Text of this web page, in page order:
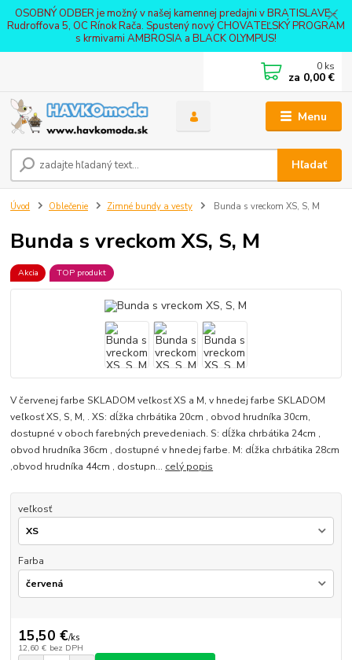
OSOBNÝ ODBER je možný v našej kamennej predajni v BRATISLAVE -
Rudroffova 5, OC Rínok Rača. Spustený nový CHOVATEĽSKÝ PROGRAM
s krmivami AMBROSIA a BLACK OLYMPUS!
Menu
Hľadať
0 ks
za 0,00 €
Úvod Oblečenie Zimné bundy a vesty Bunda s vreckom XS, S, M
Bunda s vreckom XS, S, M
Akcia TOP produkt
V červenej farbe SKLADOM veľkosť XS a M, v hnedej farbe SKLADOM
veľkosť XS, S, M, . XS: dĺžka chrbátika 20cm , obvod hrudníka 30cm,
dostupné v oboch farebných prevedeniach. S: dĺžka chrbátika 24cm ,
obvod hrudníka 36cm , dostupné v hnedej farbe. M: dĺžka chrbátika 28cm
,obvod hrudníka 44cm , dostupn... celý popis
veľkosť
Farba
15,50 €/ks
12,60 € bez DPH